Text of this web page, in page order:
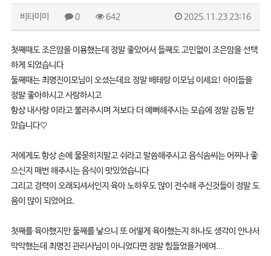
비타미미 0 642 2025.11.23 23:16
첫째때도 조은맘을 이용했는데 정말 좋았어서 들째도 고민없이 조은맘을 선택
하게 되었습니다
둘째때는 최명진이모님이 오셨는데요 정말 배테랑 이모님 이세요! 아이들을
정말 좋아하시고 사랑하시고
항상 내사랑 이라고 불러주시며 저보다 더 예뻐해주시는 모습에 정말 감동 받
았습니다♡
저에게도 항상 손에 물묻히지말고 쉬라고 말씀해주시고 음식솜씨는 어찌나 좋
으신지 매번 해주시는 음식이 맛있었습니다
그리고 경력이 오래되셔서인지 육아 노하우도 많이 전수해 주신것들이 정말 도
움이 많이 되었어요.
첫째를 육아했지만 둘째를 낳으니 또 어떻게 육아했는지 하나도 생각이 안나서
막막했는데 최명진 관리사님이 아니었다면 정말 힘들었을거에여...